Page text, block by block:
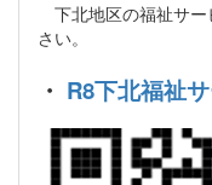
下北地区の福祉サー
さい。
・ R8下北福祉